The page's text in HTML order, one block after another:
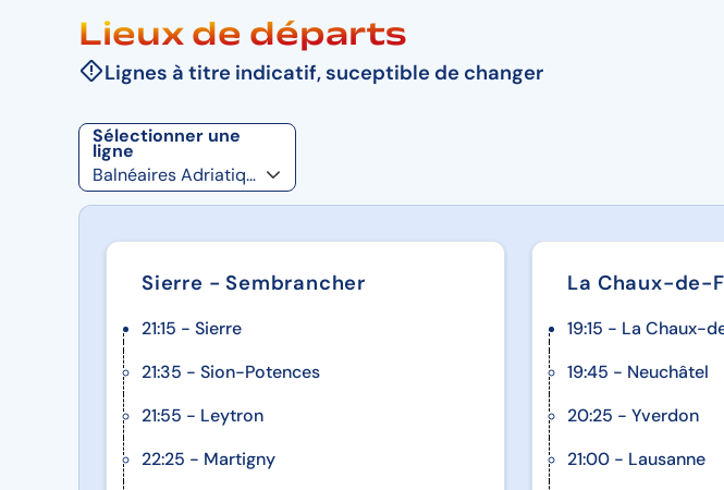
Lieux de départs
Lignes à titre indicatif, suceptible de changer
Sélectionner une
ligne
Sierre - Sembrancher
21:15 - Sierre
21:35 - Sion-Potences
21:55 - Leytron
22:25 - Martigny
La Chaux-de-
19:15 - La Chaux-
19:45 - Neuchâtel
20:25 - Yverdon
21:00 - Lausanne